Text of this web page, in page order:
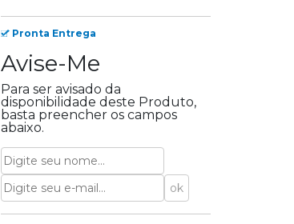
Pronta Entrega
Avise-Me
Para ser avisado da
disponibilidade deste Produto,
basta preencher os campos
abaixo.